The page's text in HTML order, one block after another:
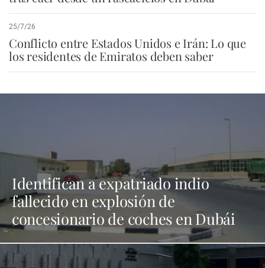
25/7/26
Conflicto entre Estados Unidos e Irán: Lo que
los residentes de Emiratos deben saber
Identifican a expatriado indio
fallecido en explosión de
concesionario de coches en Dubái